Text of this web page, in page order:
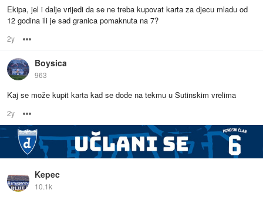
Ekipa, jel i dalje vrijedi da se ne treba kupovat karta za djecu mladu od
12 godina ili je sad granica pomaknuta na 7?
2y
Boysica
963
Kaj se može kupit karta kad se dođe na tekmu u Sutinskim vrelima
2y
Kepec
10.1k